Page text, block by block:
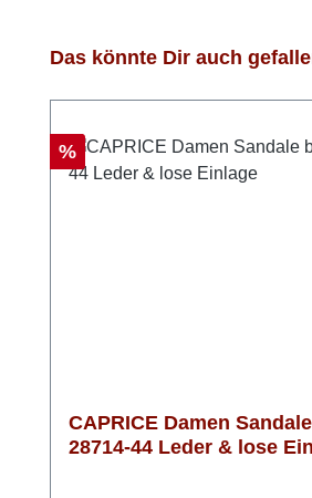
Produktgalerie überspringen
Das könnte Dir auch
Rabatt
%
CAPRICE Damen
28714-44 Leder & lose